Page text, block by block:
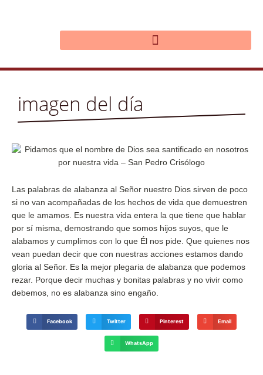
imagen del día
Las palabras de alabanza al Señor nuestro Dios sirven de poco
si no van acompañadas de los hechos de vida que demuestren
que le amamos. Es nuestra vida entera la que tiene que hablar
por sí misma, demostrando que somos hijos suyos, que le
alabamos y cumplimos con lo que Él nos pide. Que quienes nos
vean puedan decir que con nuestras acciones estamos dando
gloria al Señor. Es la mejor plegaria de alabanza que podemos
rezar. Porque decir muchas y bonitas palabras y no vivir como
debemos, no es alabanza sino engaño.
Facebook Twitter Pinterest Email
WhatsApp